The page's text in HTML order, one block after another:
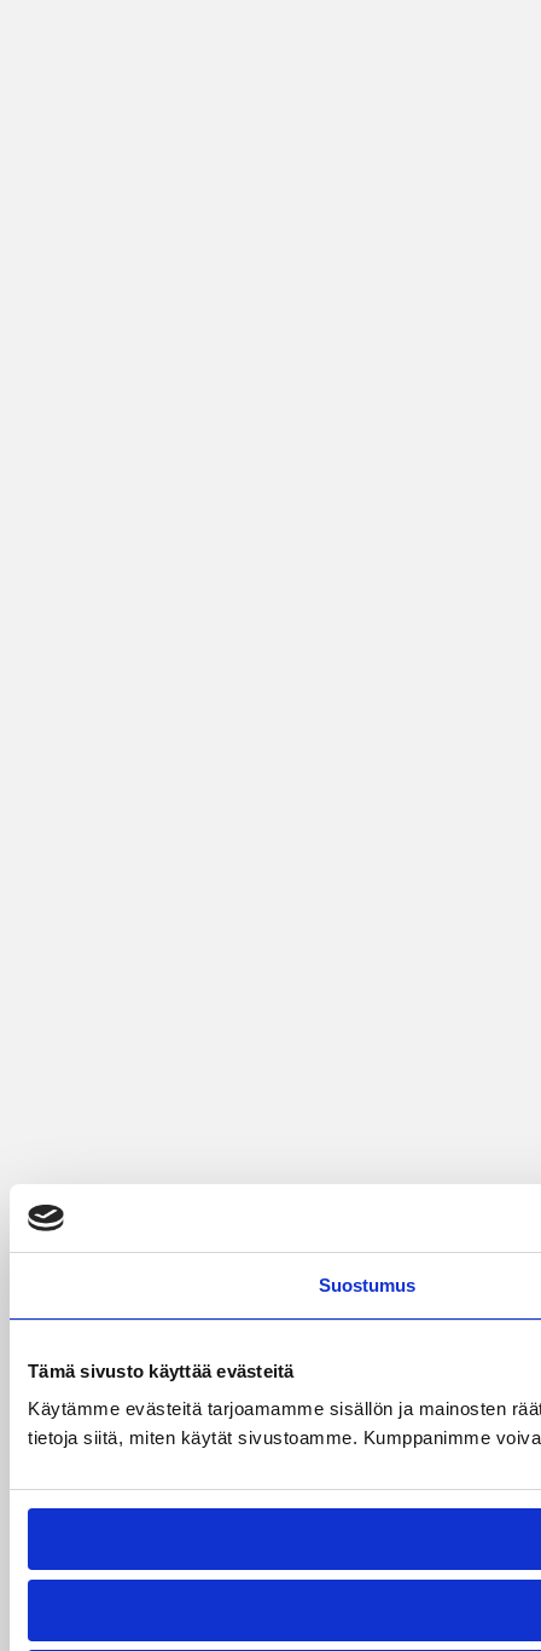
Suostumus
Tämä sivusto käyttää evästeitä
Käytämme evästeitä tarjoamamme sisällön ja mainosten
tietoja siitä, miten käytät sivustoamme. Kumppanimme